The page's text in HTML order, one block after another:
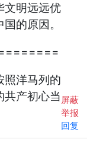
文明远远优
的原因。
照洋马列的
共产初心当 屏蔽
举报
回复